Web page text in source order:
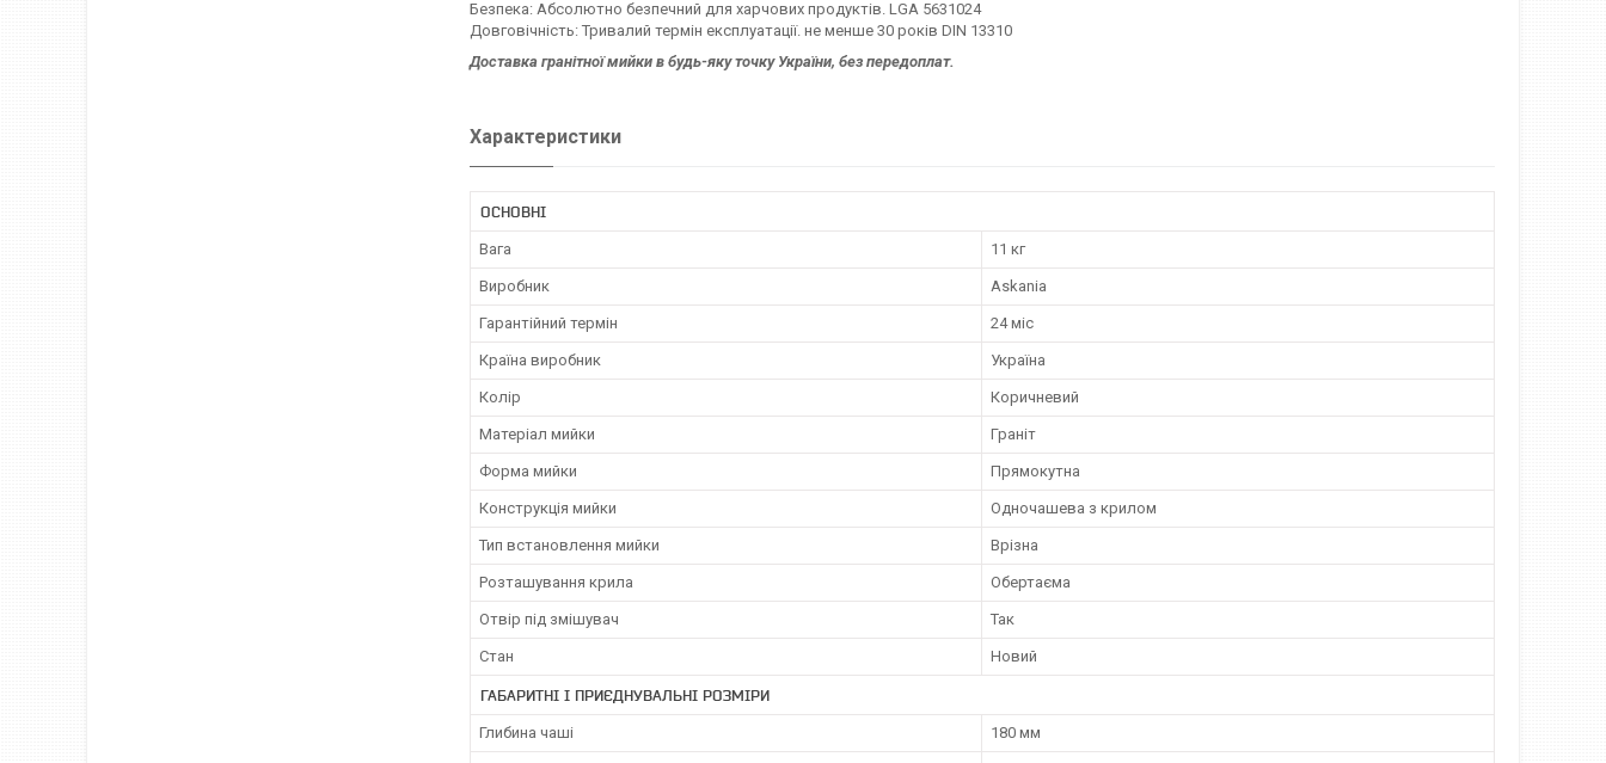
Безпека: Абсолютно безпечний для харчових продуктів. LGA 5631024
Довговічність: Тривалий термін експлуатації. не менше 30 років DIN 13310
Доставка гранітної мийки в будь-яку точку України, без передоплат.
Характеристики
ОСНОВНІ
Вага 11 кг
Виробник Askania
Гарантійний термін 24 міс
Країна виробник Україна
Колір Коричневий
Матеріал мийки Граніт
Форма мийки Прямокутна
Конструкція мийки Одночашева з крилом
Тип встановлення мийки Врізна
Розташування крила Обертаєма
Отвір під змішувач Так
Стан Новий
ГАБАРИТНІ І ПРИЄДНУВАЛЬНІ РОЗМІРИ
Глибина чаші 180 мм